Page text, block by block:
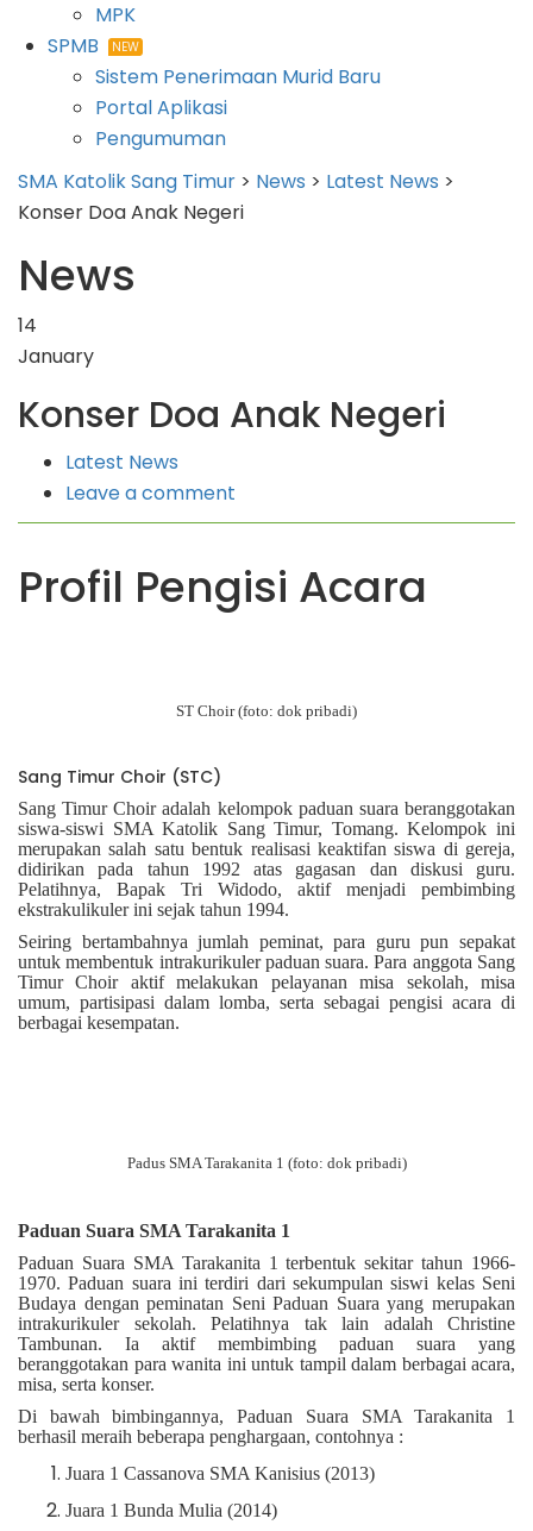
MPK
SPMB
NEW
Sistem Penerimaan Murid Baru
Portal Aplikasi
Pengumuman
SMA Katolik Sang Timur > News > Latest News >
Konser Doa Anak Negeri
News
14
January
Konser Doa Anak Negeri
Latest News
Leave a comment
Profil Pengisi Acara
ST Choir (foto: dok pribadi)
Sang Timur Choir (STC)
Sang Timur Choir adalah kelompok paduan suara beranggotakan
siswa-siswi SMA Katolik Sang Timur, Tomang. Kelompok ini
merupakan salah satu bentuk realisasi keaktifan siswa di gereja,
didirikan pada tahun 1992 atas gagasan dan diskusi guru.
Pelatihnya, Bapak Tri Widodo, aktif menjadi pembimbing
ekstrakulikuler ini sejak tahun 1994.
Seiring bertambahnya jumlah peminat, para guru pun sepakat
untuk membentuk intrakurikuler paduan suara. Para anggota Sang
Timur Choir aktif melakukan pelayanan misa sekolah, misa
umum, partisipasi dalam lomba, serta sebagai pengisi acara di
berbagai kesempatan.
Padus SMA Tarakanita 1 (foto: dok pribadi)
Paduan Suara SMA Tarakanita 1
Paduan Suara SMA Tarakanita 1 terbentuk sekitar tahun 1966-
1970. Paduan suara ini terdiri dari sekumpulan siswi kelas Seni
Budaya dengan peminatan Seni Paduan Suara yang merupakan
intrakurikuler sekolah. Pelatihnya tak lain adalah Christine
Tambunan. Ia aktif membimbing paduan suara yang
beranggotakan para wanita ini untuk tampil dalam berbagai acara,
misa, serta konser.
Di bawah bimbingannya, Paduan Suara SMA Tarakanita 1
berhasil meraih beberapa penghargaan, contohnya :
Juara 1 Cassanova SMA Kanisius (2013)
Juara 1 Bunda Mulia (2014)